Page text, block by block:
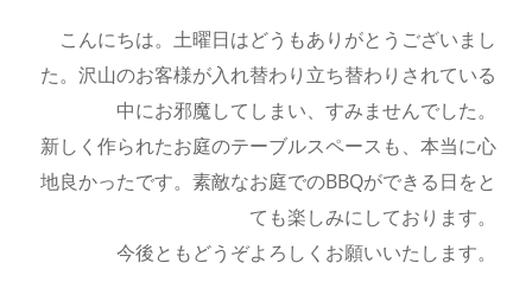
発
言:
こんにちは。土曜日はどうもありがとうございまし
た。沢山のお客様が入れ替わり立ち替わりされている
中にお邪魔してしまい、すみませんでした。
新しく作られたお庭のテーブルスペースも、本当に心
地良かったです。素敵なお庭でのBBQができる日をと
ても楽しみにしております。
今後ともどうぞよろしくお願いいたします。